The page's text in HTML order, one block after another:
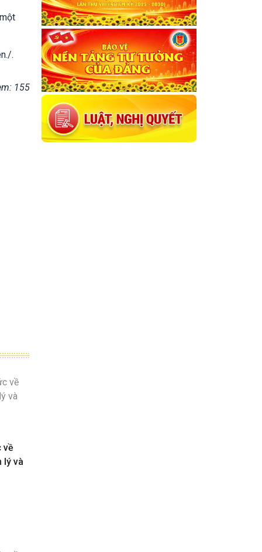
.
155
về
lý và